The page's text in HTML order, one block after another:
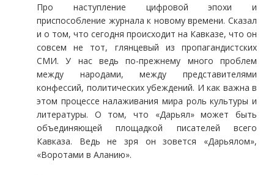
Про наступление цифровой эпохи и
приспособление журнала к новому времени. Сказал
и о том, что сегодня происходит на Кавказе, что он
совсем не тот, глянцевый из пропагандистских
СМИ. У нас ведь по-прежнему много проблем
между народами, между представителями
конфессий, политических убеждений. И как важна в
этом процессе налаживания мира роль культуры и
литературы. О том, что «Дарьял» может быть
объединяющей площадкой писателей всего
Кавказа. Ведь не зря он зовется «Дарьялом»,
«Воротами в Аланию».